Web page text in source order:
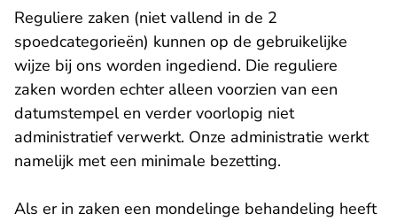
Reguliere zaken (niet vallend in de 2
spoedcategorieën) kunnen op de gebruikelijke
wijze bij ons worden ingediend. Die reguliere
zaken worden echter alleen voorzien van een
datumstempel en verder voorlopig niet
administratief verwerkt. Onze administratie werkt
namelijk met een minimale bezetting.
Als er in zaken een mondelinge behandeling heeft